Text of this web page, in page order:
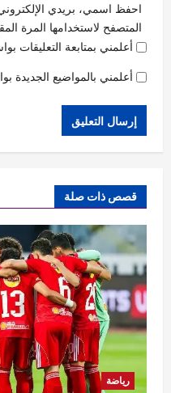
احفظ اسمي، بريدي
المتصفح لاستخدامها المرة
أعلمني بمتابعة التعليقات
أعلمني بالمواضيع الجديدة
قصص ذات صلة
رياضة